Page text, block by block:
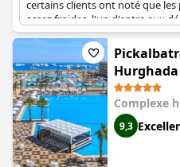
certains clients ont noté que
assez froides, l'un d'entre eux
avaient une température de 18
ont opté pour la piscine
ont fait l'éloge, l'un d'entre eux
Cependant, en raison du
certains visiteurs ont trouvé
particulier dans la plus petite
d'enfants. Dans l'ensemble, la
appréciée par les clients, qui
et se détendre pendant leur
Hurghada
Complexe
9,3